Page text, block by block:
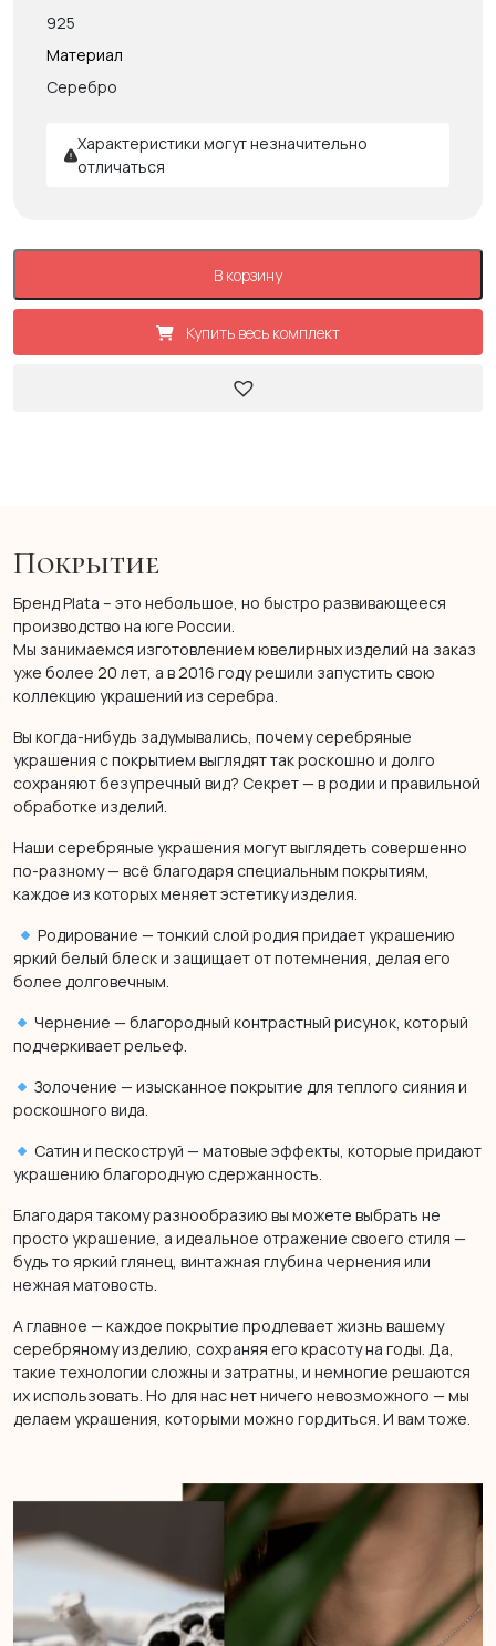
925
Материал
Серебро
Характеристики могут незначительно
отличаться
В корзину
Купить весь комплект
Покрытие
Бренд Plata – это небольшое, но быстро развивающееся
производство на юге России.
Мы занимаемся изготовлением ювелирных изделий на заказ
уже более 20 лет, а в 2016 году решили запустить свою
коллекцию украшений из серебра.
Вы когда-нибудь задумывались, почему серебряные
украшения с покрытием выглядят так роскошно и долго
сохраняют безупречный вид? Секрет — в родии и правильной
обработке изделий.
Наши серебряные украшения могут выглядеть совершенно
по-разному — всё благодаря специальным покрытиям,
каждое из которых меняет эстетику изделия.
Родирование — тонкий слой родия придает украшению
яркий белый блеск и защищает от потемнения, делая его
более долговечным.
Чернение — благородный контрастный рисунок, который
подчеркивает рельеф.
Золочение — изысканное покрытие для теплого сияния и
роскошного вида.
Сатин и пескоструй — матовые эффекты, которые придают
украшению благородную сдержанность.
Благодаря такому разнообразию вы можете выбрать не
просто украшение, а идеальное отражение своего стиля —
будь то яркий глянец, винтажная глубина чернения или
нежная матовость.
А главное — каждое покрытие продлевает жизнь вашему
серебряному изделию, сохраняя его красоту на годы. Да,
такие технологии сложны и затратны, и немногие решаются
их использовать. Но для нас нет ничего невозможного — мы
делаем украшения, которыми можно гордиться. И вам тоже.